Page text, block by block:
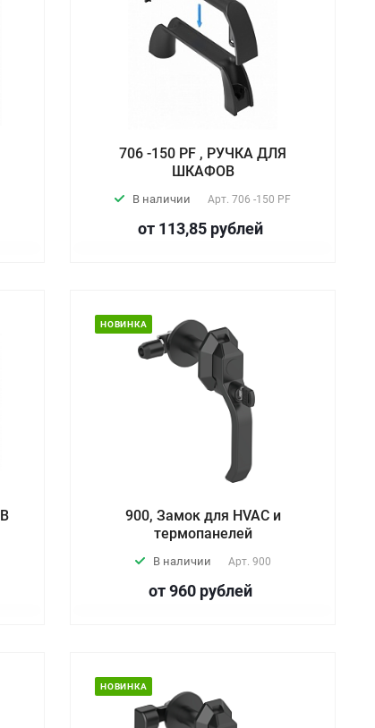
706 -150 PF , РУЧКА ДЛЯ
ШКАФОВ
В наличии Арт.706 -150 PF
от 113,85 рублей
НОВИНКА
900, Замок для HVAC и
термопанелей
В наличии Арт. 900
от 960 рублей
НОВИНКА